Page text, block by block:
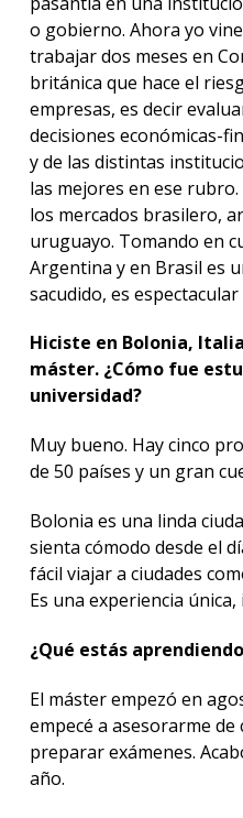
o gobierno. Ahora yo
trabajar dos meses en
británica que hace el
empresas, es decir
decisiones económicas-
y de las distintas
las mejores en ese
los mercados brasilero,
uruguayo. Tomando en
Argentina y en Brasil es
sacudido, es
Hiciste en Bolonia,
máster. ¿Cómo fue
universidad?
Muy bueno. Hay cinco
de 50 países y un gran
Bolonia es una linda
sienta cómodo desde el
fácil viajar a ciudades
Es una experiencia
¿Qué estás
El máster empezó en
empecé a asesorarme
preparar exámenes.
año.